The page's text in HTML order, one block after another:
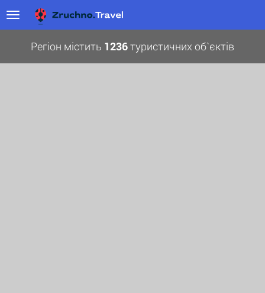
Регіон містить 1236туристичних об`єктів